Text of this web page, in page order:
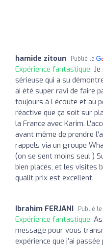
hamide zitoun Publié le
Expérience fantastique: Je
sérieuse qui a su
ai été super ravi de faire
toujours à l écoute et au
réactive que ça soit sur
la France avec Karim.
avant même de prendre
rappels via un groupe
(on se sent moins seul )
bien placés, et les visites
qualit prix est excellent.
Ibrahim FERJANI Publié le
Expérience fantastique:
message pour vous
expérience que j’ai